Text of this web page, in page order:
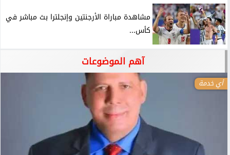
مشاهدة مباراة الأرجنتين وإنجلترا بث مباشر في
كأس...
آهم الموضوعات
أي خدمة